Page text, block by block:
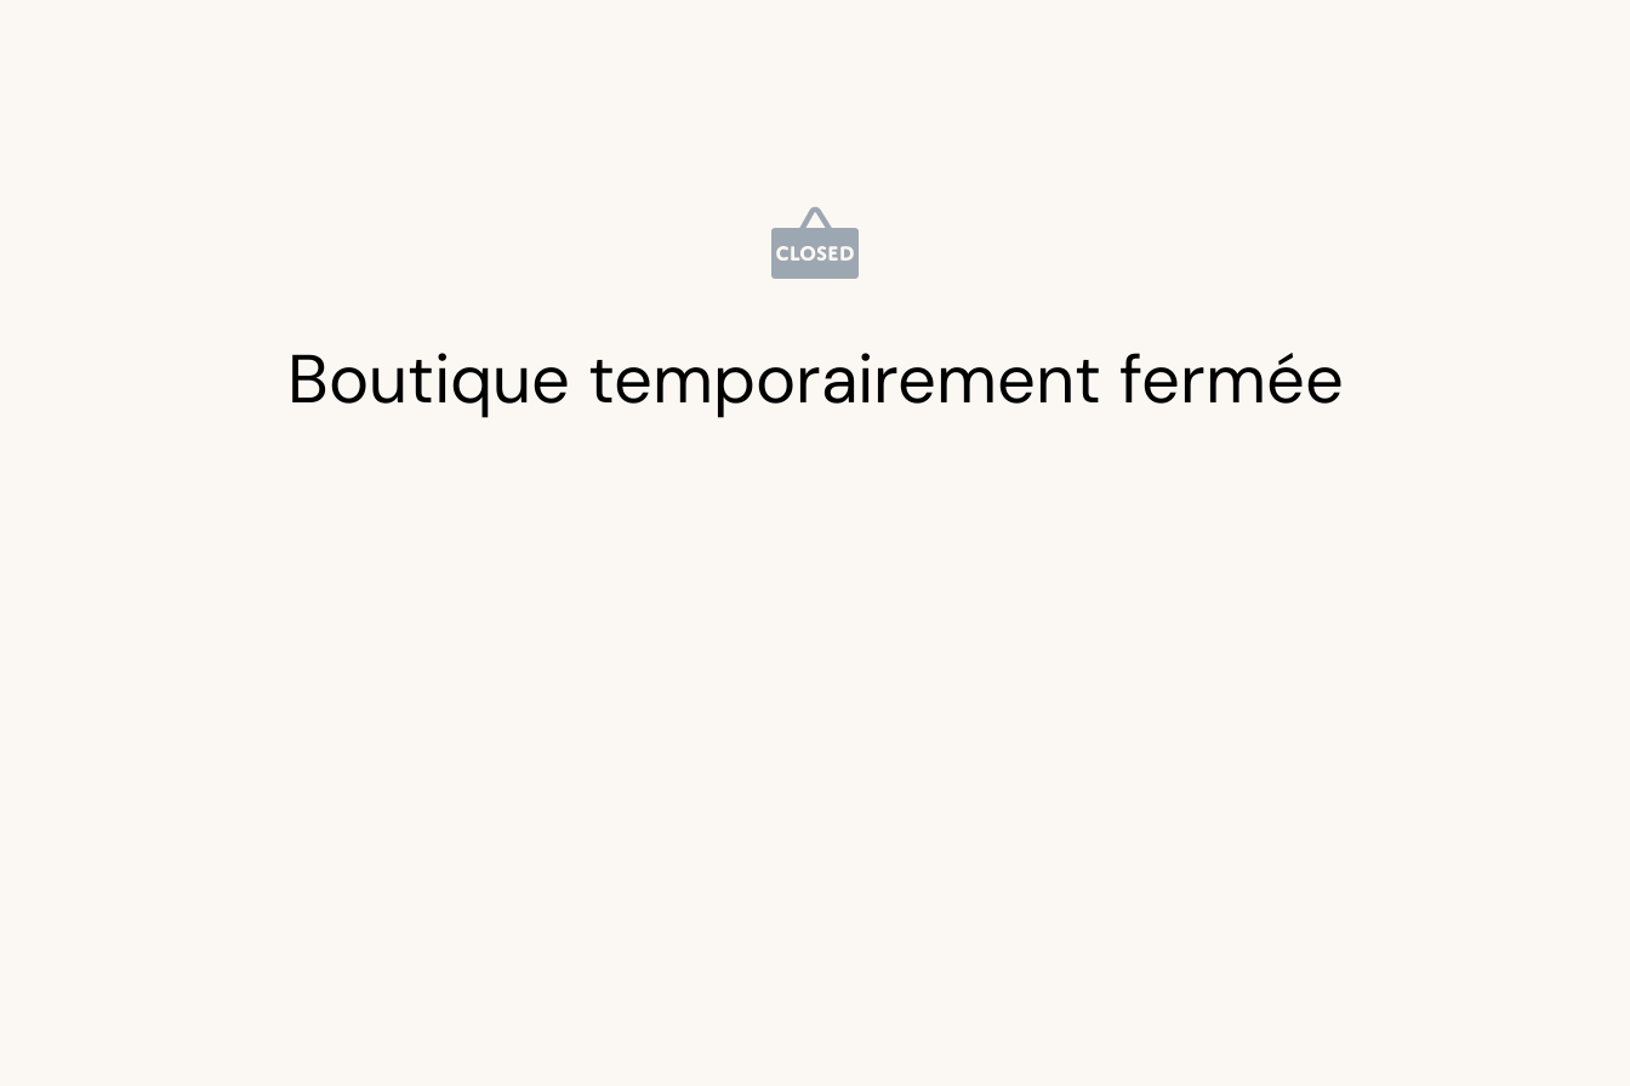
Boutique temporairement fermée